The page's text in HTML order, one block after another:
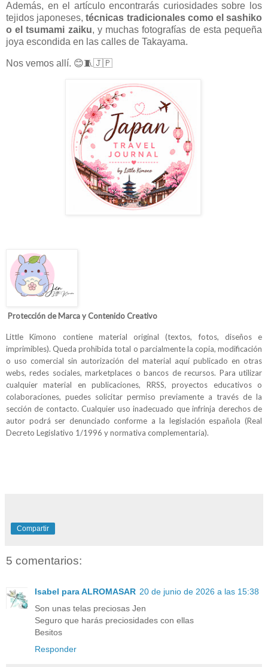
Además, en el artículo encontrarás curiosidades sobre los
tejidos japoneses,técnicas tradicionales como el sashiko
o el tsumami zaiku, y muchas fotografías de esta pequeña
joya escondida en las calles de Takayama.
Nos vemos allí. 😊🧵🇯🇵
Protección de Marca y Contenido Creativo
Little Kimono contiene material original (textos, fotos, diseños e
imprimibles). Queda prohibida total o parcialmente la copia, modificación
o uso comercial sin autorización del material aquí publicado en otras
webs, redes sociales, marketplaces o bancos de recursos. Para utilizar
cualquier material en publicaciones, RRSS, proyectos educativos o
colaboraciones, puedes solicitar permiso previamente a través de la
sección de contacto. Cualquier uso inadecuado que infrinja derechos de
autor podrá ser denunciado conforme a la legislación española (Real
Decreto Legislativo 1/1996 y normativa complementaria).
Compartir
5 comentarios:
Isabel para ALROMASAR 20 de junio de 2026 a las 15:38
Son unas telas preciosas Jen
Seguro que harás preciosidades con ellas
Besitos
Responder